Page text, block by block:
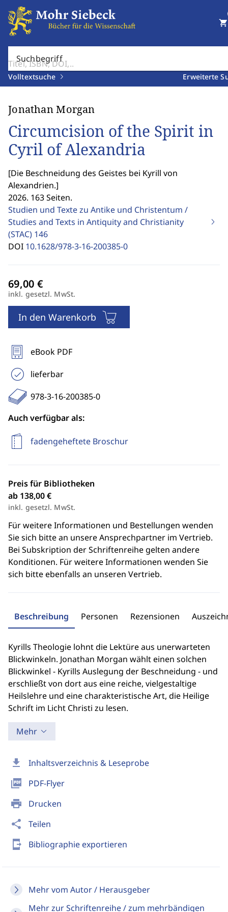
Suchbegriff
Volltextsuche Erweiterte
shopping_cart
download Inhaltsverzeichnis & Leseprobe
picture_as_pdf PDF-Flyer
print Drucken
share Teilen
send_to_mobile Bibliographie exportieren
Mehr vom Autor / Herausgeber
Mehr zur Schriftenreihe / zum mehrbändigen
Jonathan Morgan
Circumcision of the Spirit in
Cyril of Alexandria
[Die Beschneidung des Geistes bei Kyrill von
Alexandrien.]
2026. 163 Seiten.
Studien und Texte zu Antike und Christentum /
Studies and Texts in Antiquity and Christianity
(STAC) 146
DOI 10.1628/978-3-16-200385-0
inkl. gesetzl. MwSt.
In den Warenkorb
eBook PDF
lieferbar
978-3-16-200385-0
Auch verfügbar als:
fadengeheftete Broschur
Preis für Bibliotheken
ab 138,00 €
inkl. gesetzl. MwSt.
Für weitere Informationen und Bestellungen wenden
Sie sich bitte an unsere Ansprechpartner im Vertrieb.
Bei Subskription der Schriftenreihe gelten andere
Konditionen. Für weitere Informationen wenden Sie
sich bitte ebenfalls an unseren Vertrieb.
Beschreibung Personen Rezensionen
Kyrills Theologie lohnt die Lektüre aus unerwarteten
Blickwinkeln. Jonathan Morgan wählt einen solchen
Blickwinkel - Kyrills Auslegung der Beschneidung - und
erschließt von dort aus eine reiche, vielgestaltige
Heilslehre und eine charakteristische Art, die Heilige
Schrift im Licht Christi zu lesen.
Mehr